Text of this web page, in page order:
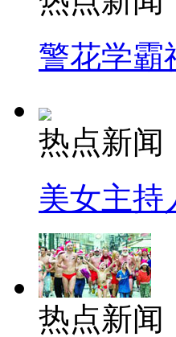
警花学霸
热点新闻
美女主持
热点新闻